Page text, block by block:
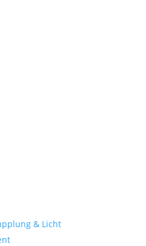
& Licht